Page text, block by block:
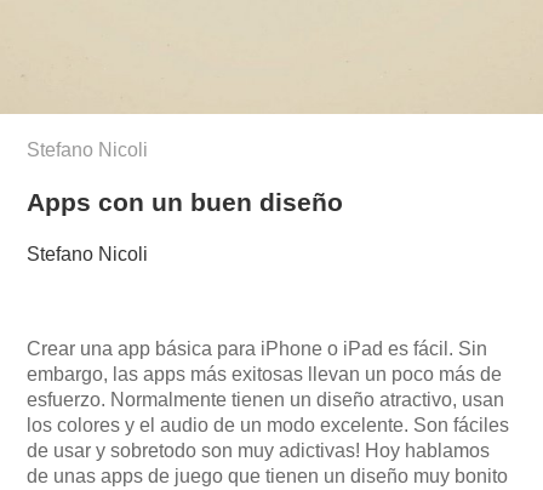
Stefano Nicoli
Apps con un buen diseño
Stefano Nicoli
Crear una app básica para iPhone o iPad es fácil. Sin
embargo, las apps más exitosas llevan un poco más de
esfuerzo. Normalmente tienen un diseño atractivo, usan
los colores y el audio de un modo excelente. Son fáciles
de usar y sobretodo son muy adictivas! Hoy hablamos
de unas apps de juego que tienen un diseño muy bonito